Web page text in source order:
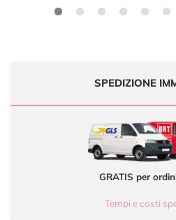
SPEDIZIONE
GRATIS per
Tempi e costi